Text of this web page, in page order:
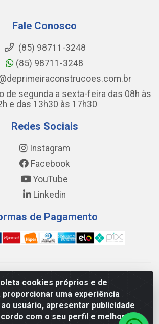
cookies próprios e de
uma experiência
usuário, apresentar publicidade
com o seu perfil e melhorar a
Fale Conosco
(85) 98711-3248
(85) 98711-3248
de segunda a sexta-feira das 08h às
e das 13h30 às 17h30
Redes Sociais
Instagram
Facebook
YouTube
Linkedin
de Pagamento
COMÉRCIO E LOGÍSTICA DE MATERIAL
LTDA - AV. DA INTEGRAÇÃO, 790 -
CAUCAIA/CE - CEP 61.604-505 - CNPJ
17.523.384/0001-20